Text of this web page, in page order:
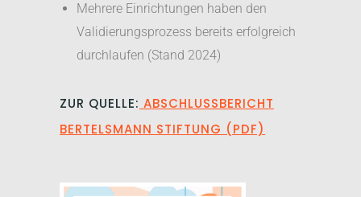
Mehrere Einrichtungen haben den
Validierungsprozess bereits erfolgreich
durchlaufen (Stand 2024)
ZUR QUELLE: ABSCHLUSSBERICHT
BERTELSMANN STIFTUNG (PDF)